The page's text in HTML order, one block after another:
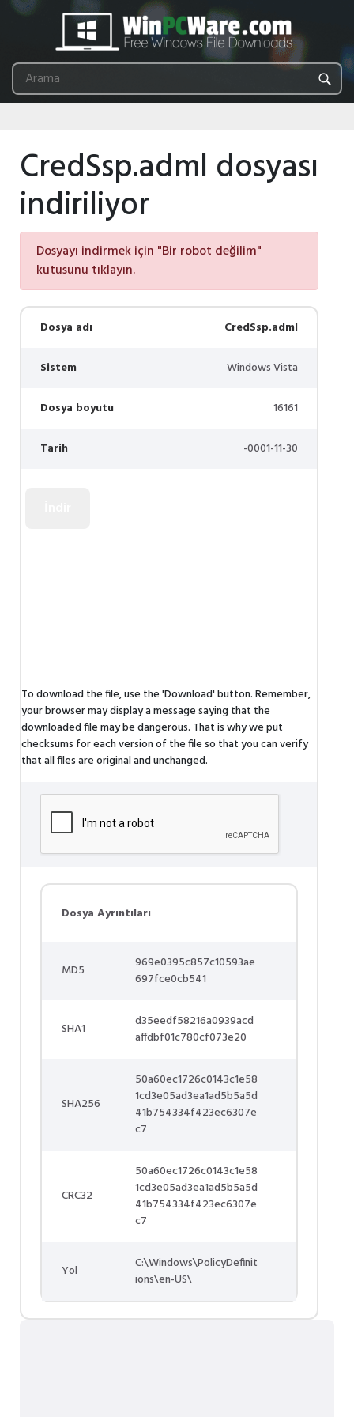
CredSsp.adml dosyası
indiriliyor
Dosyayı indirmek için "Bir robot değilim"
kutusunu tıklayın.
Dosya adı CredSsp.adml
Sistem Windows Vista
Dosya boyutu 16161
Tarih -0001-11-30
To download the file, use the 'Download' button. Remember,
your browser may display a message saying that the
downloaded file may be dangerous. That is why we put
checksums for each version of the file so that you can verify
that all files are original and unchanged.
Dosya Ayrıntıları
MD5
969e0395c857c10593ae
697fce0cb541
SHA1
d35eedf58216a0939acd
affdbf01c780cf073e20
SHA256
50a60ec1726c0143c1e58
1cd3e05ad3ea1ad5b5a5d
41b754334f423ec6307e
c7
CRC32
50a60ec1726c0143c1e58
1cd3e05ad3ea1ad5b5a5d
41b754334f423ec6307e
c7
Yol
C:\Windows\PolicyDefinit
ions\en-US\